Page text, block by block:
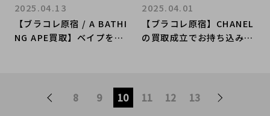
【ブラコレ原宿 / A BATHI
NG APE買取】ベイプを売
が始まります！
2025.04.13
【ブラコレ原宿】CHANEL
の買取成立でお持ち込みい
2025.04.01
8 9 10 11 12 13